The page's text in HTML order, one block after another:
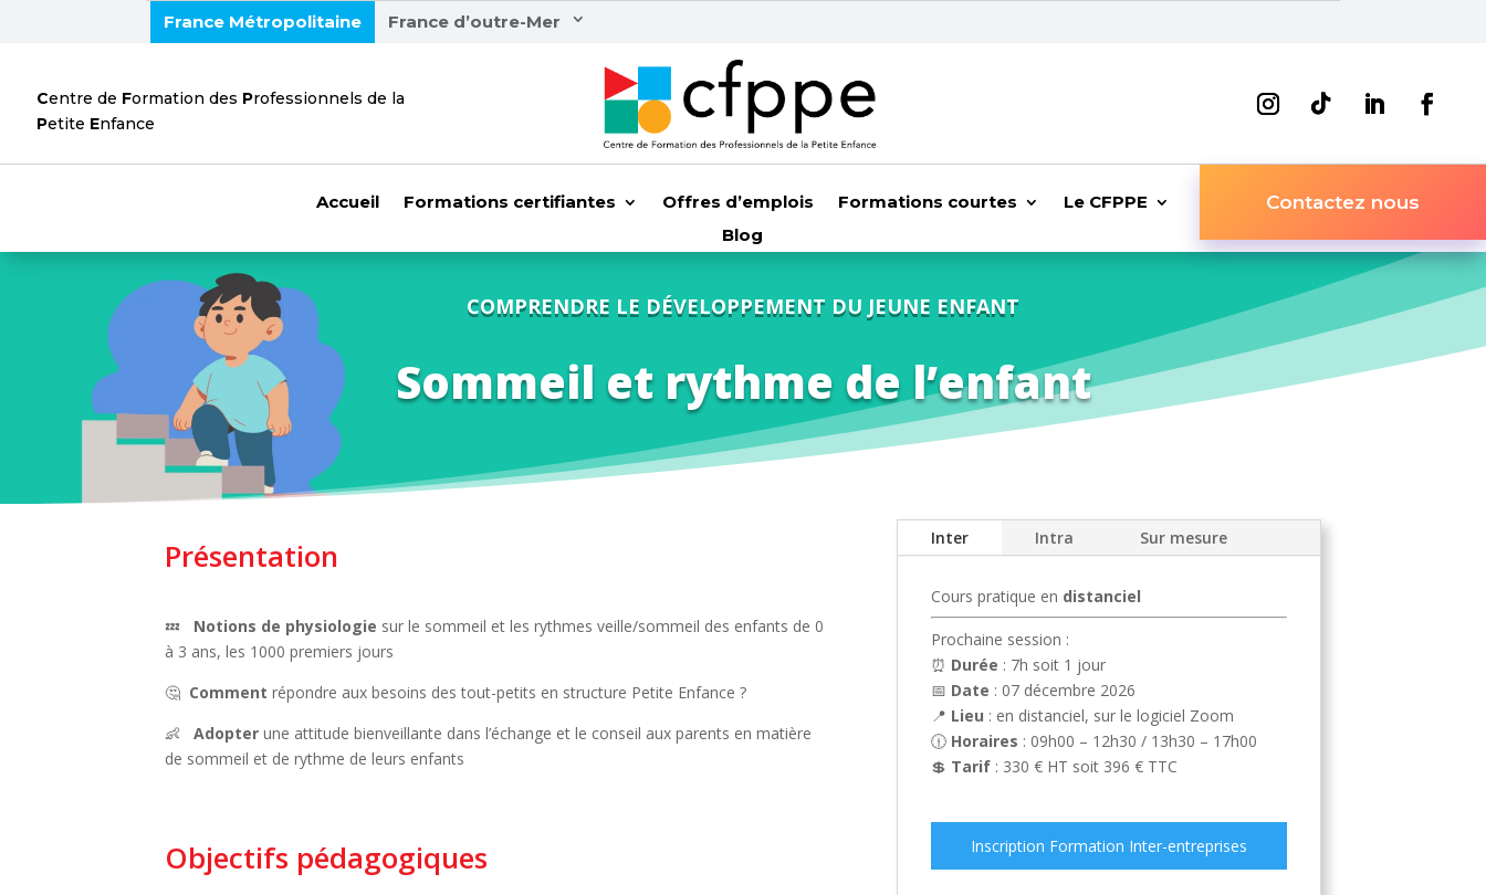
France Métropolitaine France d’outre-Mer
Centre de Formation des Professionnels de la
Petite Enfance
Accueil Formations certifiantes Offres d’emplois Formations courtes
Le CFPPE
Blog
Contactez nous
COMPRENDRE LE DÉVELOPPEMENT DU JEUNE ENFANT
Sommeil et rythme de l’enfant
Présentation
💤 Notions de physiologie sur le sommeil et les rythmes veille/sommeil des enfants de 0
à 3 ans, les 1000 premiers jours
🤔 Comment répondre aux besoins des tout-petits en structure Petite Enfance ?
👶
Adopter une attitude bienveillante dans l’échange et le conseil aux parents en matière
de sommeil et de rythme de leurs enfants
Objectifs pédagogiques
Inter Intra Sur mesure
Cours pratique en distanciel
Prochaine session :
⏰ Durée : 7h soit 1 jour
📅 Date : 07 décembre 2026
📍 Lieu : en distanciel, sur le logiciel Zoom
🕧 Horaires : 09h00 – 12h30 / 13h30 – 17h00
💲 Tarif : 330 € HT soit 396 € TTC
Inscription Formation Inter-entreprises